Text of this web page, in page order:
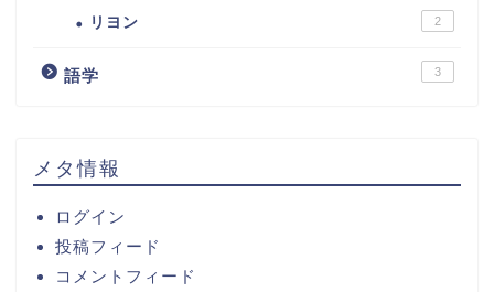
リヨン 2
語学 3
メタ情報
ログイン
投稿フィード
コメントフィード